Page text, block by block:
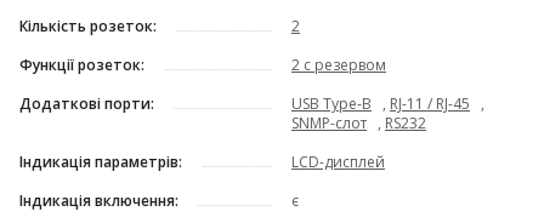
Кількість розеток:
2
Функції розеток:
2 с резервом
Додаткові порти:
USB Type-B , RJ-11 / RJ-45
,
SNMP-слот , RS232
Індикація параметрів:
LCD-дисплей
Індикація включення:
є